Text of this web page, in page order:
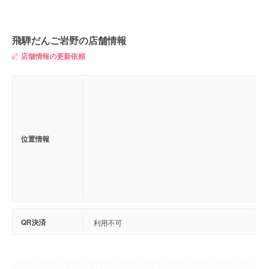
飛騨だんご岩野の店舗情報
店舗情報の更新依頼
位置情報
QR決済 利用不可